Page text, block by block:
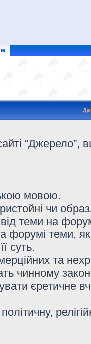
“Джерело”,
мовою.
чи
теми на
форумі теми,
суть.
та
чинному
єретичне